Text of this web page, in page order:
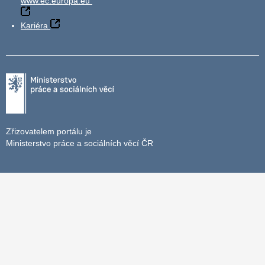
Kariéra
Zřizovatelem portálu je
Ministerstvo práce a sociálních věcí ČR